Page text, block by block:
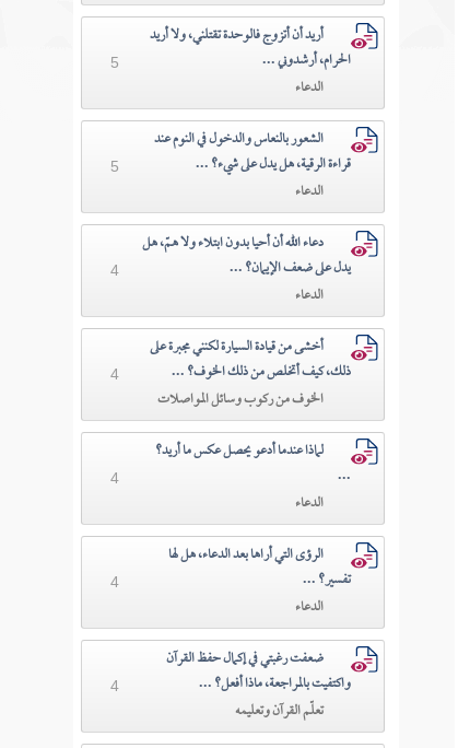
أريد أن أتزوج فالوحدة تقتلني، ولا أريد
الحرام، أرشدوني ...
الدعاء
5
الشعور بالنعاس والدخول في النوم عند
قراءة الرقية، هل يدل على شيء؟ ...
الدعاء
5
دعاء الله أن أحيا بدون ابتلاء ولا همّ، هل
يدل على ضعف الإيمان؟ ...
الدعاء
4
أخشى من قيادة السيارة لكنني مجبرة على
ذلك، كيف أتخلص من ذلك الخوف؟ ...
الخوف من ركوب وسائل المواصلات
4
لماذا عندما أدعو يحصل عكس ما أريد؟
...
الدعاء
4
الرؤى التي أراها بعد الدعاء، هل لها
تفسير؟ ...
الدعاء
4
ضعفت رغبتي في إكمال حفظ القرآن
واكتفيت بالمراجعة، ماذا أفعل؟ ...
تعلّم القرآن وتعليمه
4